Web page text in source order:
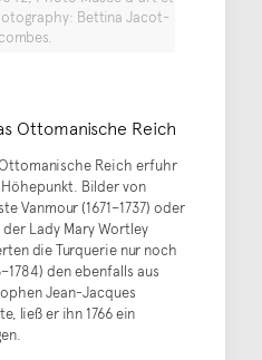
Bettina Jacot-
Ottomanische Reich
Reich erfuhr
Bilder von
Vanmour (1671–1737) oder
Lady Mary Wortley
die Turquerie nur noch
den ebenfalls aus
Jean-Jacques
ließ er ihn 1766 ein